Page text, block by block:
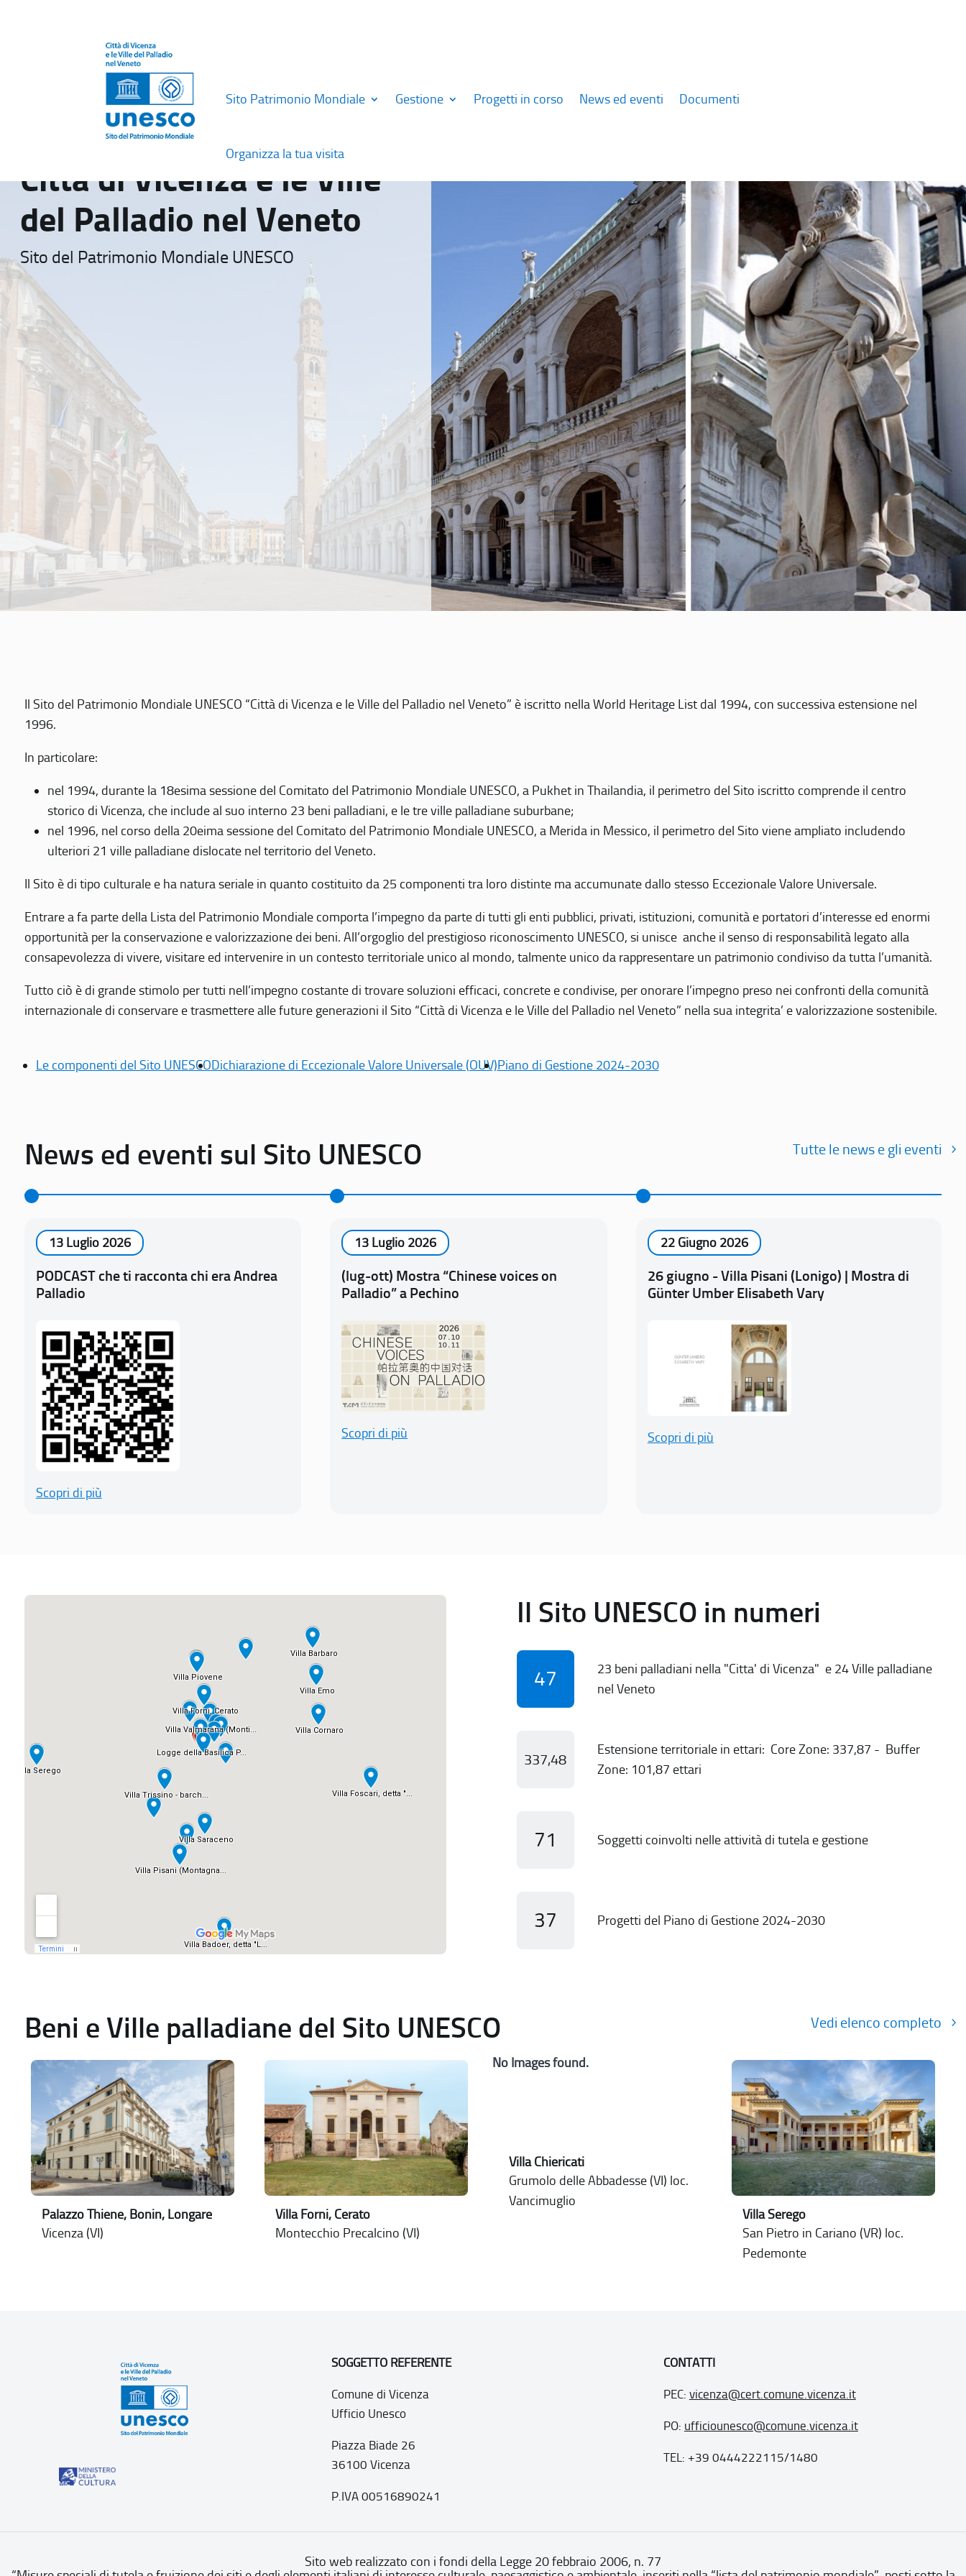
Sito Patrimonio Mondiale Gestione Progetti in corso News ed eventi Documenti
Organizza la tua visita
Città di Vicenza e le Ville
del Palladio nel Veneto
Sito del Patrimonio Mondiale UNESCO
Il Sito del Patrimonio Mondiale UNESCO “Città di Vicenza e le Ville del Palladio nel Veneto” è iscritto nella World Heritage List dal 1994, con successiva estensione nel
1996.
In particolare:
nel 1994, durante la 18esima sessione del Comitato del Patrimonio Mondiale UNESCO, a Pukhet in Thailandia, il perimetro del Sito iscritto comprende il centro
storico di Vicenza, che include al suo interno 23 beni palladiani, e le tre ville palladiane suburbane;
nel 1996, nel corso della 20eima sessione del Comitato del Patrimonio Mondiale UNESCO, a Merida in Messico, il perimetro del Sito viene ampliato includendo
ulteriori 21 ville palladiane dislocate nel territorio del Veneto.
Il Sito è di tipo culturale e ha natura seriale in quanto costituito da 25 componenti tra loro distinte ma accumunate dallo stesso Eccezionale Valore Universale.
Entrare a fa parte della Lista del Patrimonio Mondiale comporta l’impegno da parte di tutti gli enti pubblici, privati, istituzioni, comunità e portatori d’interesse ed enormi
opportunità per la conservazione e valorizzazione dei beni. All’orgoglio del prestigioso riconoscimento UNESCO, si unisce anche il senso di responsabilità legato alla
consapevolezza di vivere, visitare ed intervenire in un contesto territoriale unico al mondo, talmente unico da rappresentare un patrimonio condiviso da tutta l’umanità.
Tutto ciò è di grande stimolo per tutti nell’impegno costante di trovare soluzioni efficaci, concrete e condivise, per onorare l’impegno preso nei confronti della comunità
internazionale di conservare e trasmettere alle future generazioni il Sito “Città di Vicenza e le Ville del Palladio nel Veneto” nella sua integrita’ e valorizzazione sostenibile.
Le componenti del Sito UNESCODichiarazione di Eccezionale Valore Universale (OUV)Piano di Gestione 2024-2030
News ed eventi sul Sito UNESCO Tutte le news e gli eventi
13 Luglio 2026
PODCAST che ti racconta chi era Andrea
Palladio
Scopri di più
13 Luglio 2026
(lug-ott) Mostra “Chinese voices on
Palladio” a Pechino
Scopri di più
22 Giugno 2026
26 giugno - Villa Pisani (Lonigo) | Mostra di
Günter Umber Elisabeth Vary
Scopri di più
Il Sito UNESCO in numeri
47
23 beni palladiani nella "Citta' di Vicenza" e 24 Ville palladiane
nel Veneto
337,48
Estensione territoriale in ettari: Core Zone: 337,87 - Buffer
Zone: 101,87 ettari
71 Soggetti coinvolti nelle attività di tutela e gestione
37 Progetti del Piano di Gestione 2024-2030
Beni e Ville palladiane del Sito UNESCO Vedi elenco completo
Palazzo Thiene, Bonin, Longare
Vicenza (VI)
Villa Forni, Cerato
Montecchio Precalcino (VI)
No Images found.
Villa Chiericati
Grumolo delle Abbadesse (VI) loc.
Vancimuglio
Villa Serego
San Pietro in Cariano (VR) loc.
Pedemonte
SOGGETTO REFERENTE
Comune di Vicenza
Ufficio Unesco
Piazza Biade 26
36100 Vicenza
P.IVA 00516890241
CONTATTI
PEC: vicenza@cert.comune.vicenza.it
PO: ufficiounesco@comune.vicenza.it
TEL: +39 0444222115/1480
Sito web realizzato con i fondi della Legge 20 febbraio 2006, n. 77